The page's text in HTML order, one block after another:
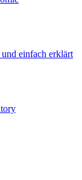
einfach erklärt